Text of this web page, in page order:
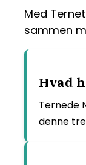
Med
sammen
Hvad
Ternede
denne